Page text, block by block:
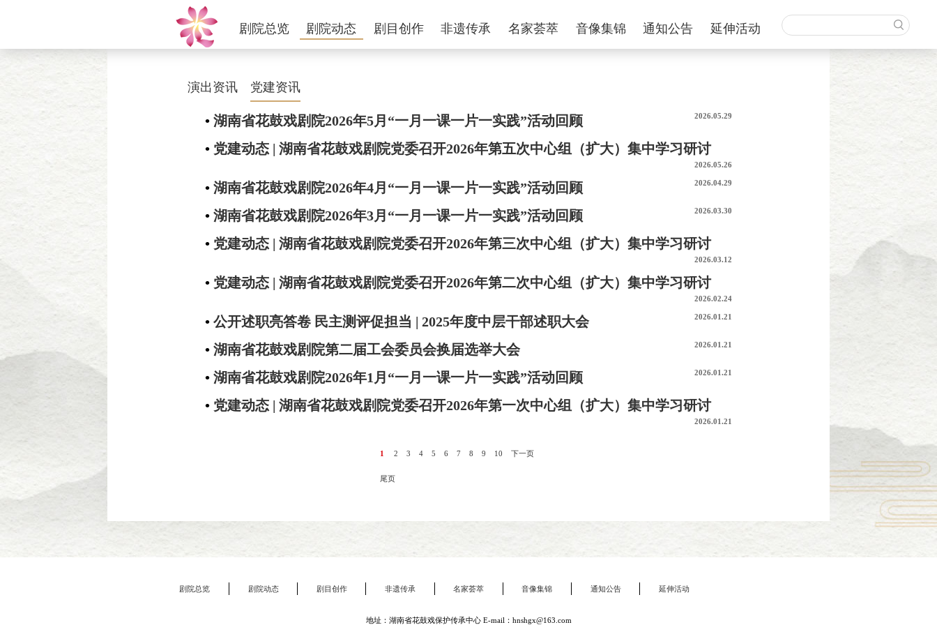
剧院总览 剧院动态 剧目创作 非遗传承 名家荟萃 音像集锦 通知公告 延伸活动
演出资讯 党建资讯
• 湖南省花鼓戏剧院2026年5月“一月一课一片一实践”活动回顾 2026.05.29
• 党建动态 | 湖南省花鼓戏剧院党委召开2026年第五次中心组（扩大）集中学习研讨
2026.05.26
• 湖南省花鼓戏剧院2026年4月“一月一课一片一实践”活动回顾 2026.04.29
• 湖南省花鼓戏剧院2026年3月“一月一课一片一实践”活动回顾 2026.03.30
• 党建动态 | 湖南省花鼓戏剧院党委召开2026年第三次中心组（扩大）集中学习研讨
2026.03.12
• 党建动态 | 湖南省花鼓戏剧院党委召开2026年第二次中心组（扩大）集中学习研讨
2026.02.24
• 公开述职亮答卷 民主测评促担当 | 2025年度中层干部述职大会 2026.01.21
• 湖南省花鼓戏剧院第二届工会委员会换届选举大会 2026.01.21
• 湖南省花鼓戏剧院2026年1月“一月一课一片一实践”活动回顾 2026.01.21
• 党建动态 | 湖南省花鼓戏剧院党委召开2026年第一次中心组（扩大）集中学习研讨
2026.01.21
1 2 3 4 5 6 7 8 9 10 下一页
尾页
剧院总览 剧院动态 剧目创作 非遗传承 名家荟萃 音像集锦 通知公告 延伸活动
地址：湖南省花鼓戏保护传承中心 E-mail：hnshgx@163.com